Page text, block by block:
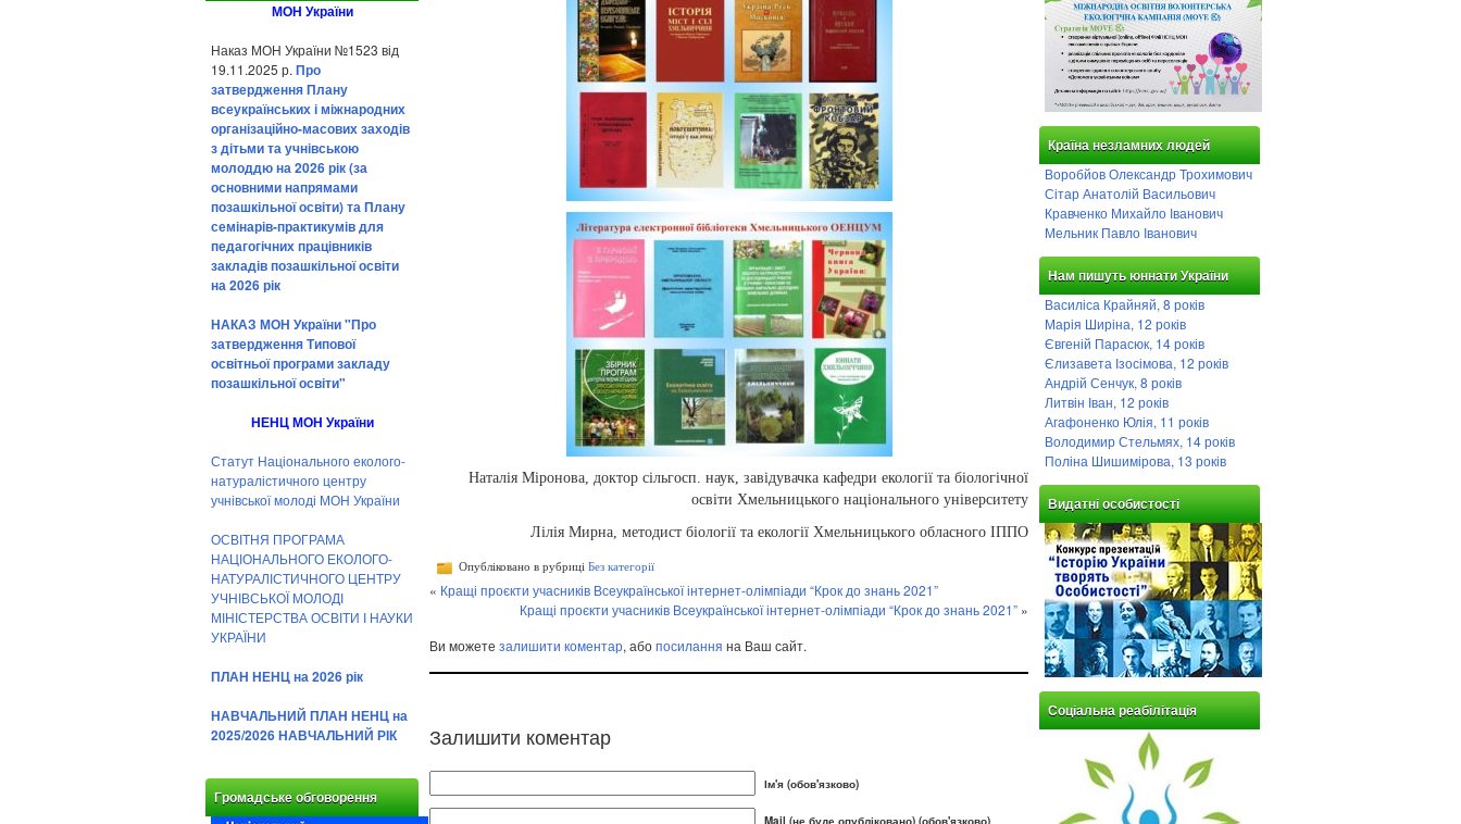
МОН України
Наказ МОН України №1523 від
19.11.2025 р. Про
затвердження Плану
всеукраїнських і міжнародних
організаційно-масових заходів
з дітьми та учнівською
молоддю на 2026 рік (за
основними напрямами
позашкільної освіти) та Плану
семінарів-практикумів для
педагогічних працівників
закладів позашкільної освіти
на 2026 рік
НАКАЗ МОН України "Про
затвердження Типової
освітньої програми закладу
позашкільної освіти"
НЕНЦ МОН України
Статут Національного еколого-
натуралістичного центру
учнівської молоді МОН України
ОСВІТНЯ ПРОГРАМА
НАЦІОНАЛЬНОГО ЕКОЛОГО-
НАТУРАЛІСТИЧНОГО ЦЕНТРУ
УЧНІВСЬКОЇ МОЛОДІ
МІНІСТЕРСТВА ОСВІТИ І НАУКИ
УКРАЇНИ
ПЛАН НЕНЦ на 2026 рік
НАВЧАЛЬНИЙ ПЛАН НЕНЦ на
2025/2026 НАВЧАЛЬНИЙ РІК
Громадське обговорення
Наталія Міронова, доктор сільгосп. наук, завідувачка кафедри екології та біологічної
освіти Хмельницького національного університету
Лілія Мирна, методист біології та екології Хмельницького обласного ІППО
Опубліковано в рубриці Без категорії
« Кращі проєкти учасників Всеукраїнської інтернет-олімпіади “Крок до знань 2021”
Кращі проєкти учасників Всеукраїнської інтернет-олімпіади “Крок до знань 2021” »
Ви можете залишити коментар, абопосилання на Ваш сайт.
Залишити коментар
Ім'я (обов'язково)
Країна незламних людей
Воробйов Олександр Трохимович
Сітар Анатолій Васильович
Кравченко Михайло Іванович
Мельник Павло Іванович
Нам пишуть юннати України
Василіса Крайняй, 8 років
Марія Ширіна, 12 років
Євгеній Парасюк, 14 років
Єлизавета Ізосімова, 12 років
Андрій Сенчук, 8 років
Литвін Іван, 12 років
Агафоненко Юлія, 11 років
Володимир Стельмях, 14 років
Поліна Шишимірова, 13 років
Видатні особистості
Соціальна реабілітація